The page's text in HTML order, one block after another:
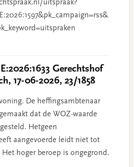
uitspraak?
Gerechtshof
17-06-2026, 23/1858
De heffingsambtenaar
dat de WOZ-waarde
Hetgeen
aangevoerde leidt niet tot
hoger beroep is ongegrond.